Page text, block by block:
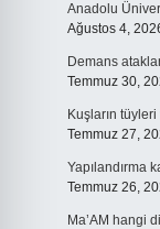
Anadolu
Ağustos 4,
Demans
Temmuz 30,
Kuşların tüyleri
Temmuz 27,
Yapılandırma
Temmuz 26,
Ma’AM hangi